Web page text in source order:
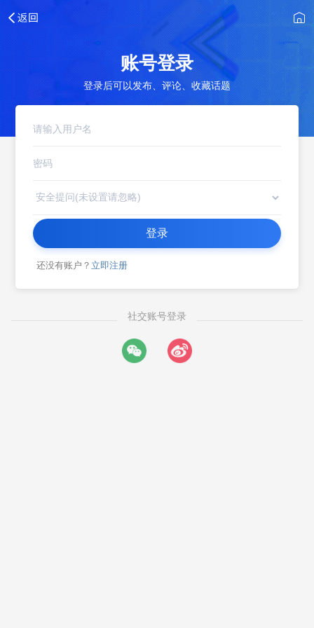
账号登录
登录后可以发布、评论、收藏话题
登录
还没有账户？ 立即注册
社交账号登录